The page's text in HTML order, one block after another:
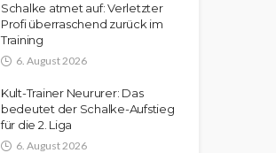
Schalke atmet auf: Verletzter
Profi überraschend zurück im
Training
6. August 2026
Kult-Trainer Neururer: Das
bedeutet der Schalke-Aufstieg
für die 2. Liga
6. August 2026